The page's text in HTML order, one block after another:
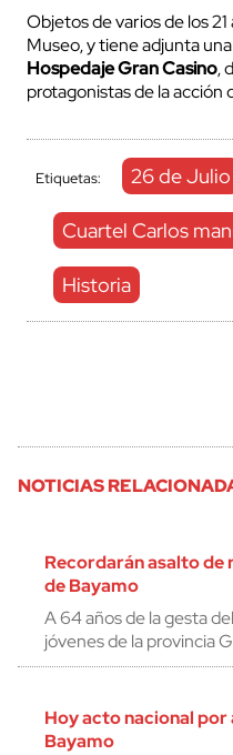
Objetos de varios de los
Museo, y tiene adjunta
Hospedaje Gran Casino,
protagonistas de la acción
Etiquetas: 26 de Julio
Cuartel Carlos
Historia
NOTICIAS
Recordarán asalto de
de Bayamo
A 64 años de la gesta
jóvenes de la provincia
Hoy acto nacional
Bayamo